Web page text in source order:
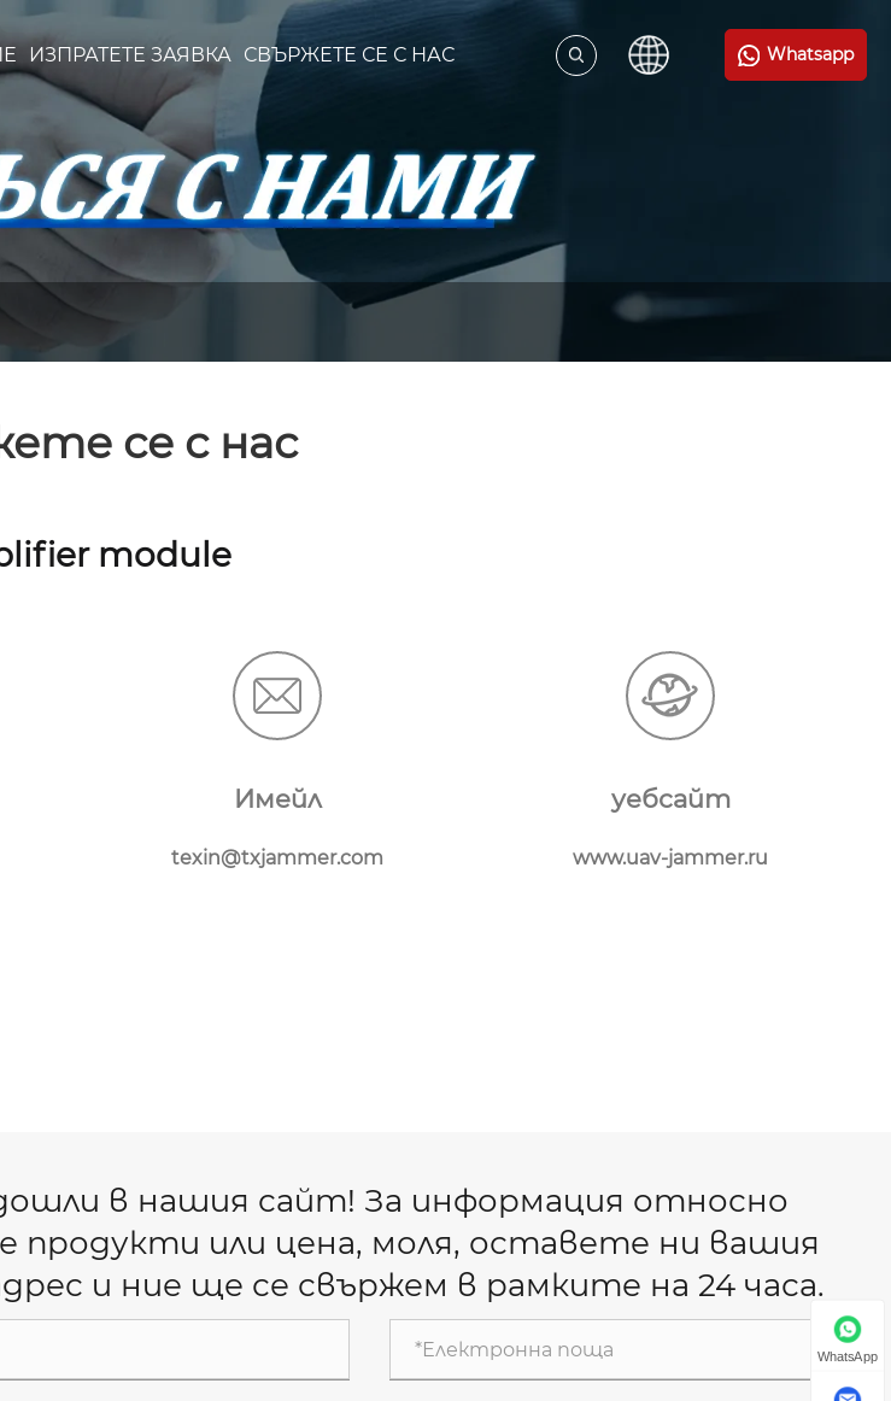
ИЗПРАТЕТЕ ЗАЯВКА СВЪРЖЕТЕ СЕ С НАС Whatsapp
се с нас
module
Имейл
texin@txjammer.com
уебсайт
www.uav-jammer.ru
в нашия сайт! За информация относно
продукти или цена, моля, оставете ни вашия
и ние ще се свържем в рамките на 24 часа.
WhatsApp